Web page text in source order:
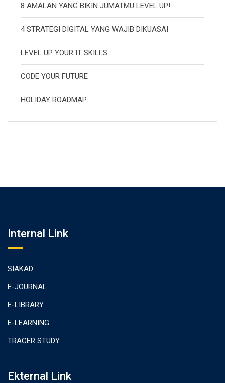
8 AMALAN YANG BIKIN JUMATMU LEVEL UP!
4 STRATEGI DIGITAL YANG WAJIB DIKUASAI
LEVEL UP YOUR IT SKILLS
CODE YOUR FUTURE
HOLIDAY ROADMAP
Internal Link
SIAKAD
E-JOURNAL
E-LIBRARY
E-LEARNING
TRACER STUDY
Ekternal Link